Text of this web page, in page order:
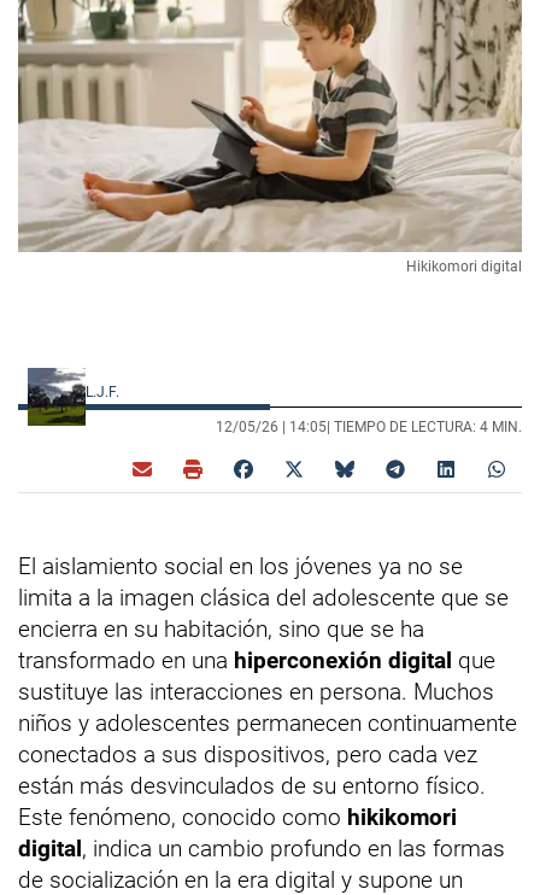
Hikikomori digital
L.J.F.
12/05/26 | 14:05| TIEMPO DE LECTURA: 4 MIN.
El aislamiento social en los jóvenes ya no se
limita a la imagen clásica del adolescente que se
encierra en su habitación, sino que se ha
transformado en una hiperconexión digital que
sustituye las interacciones en persona. Muchos
niños y adolescentes permanecen continuamente
conectados a sus dispositivos, pero cada vez
están más desvinculados de su entorno físico.
Este fenómeno, conocido como hikikomori
digital, indica un cambio profundo en las formas
de socialización en la era digital y supone un